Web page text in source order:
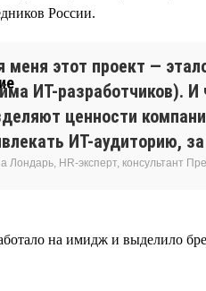
России.
меня этот проект —
ИТ-разработчиков). И
ценности
ИТ-аудиторию,
Лондарь, HR-эксперт, консультант
на имидж и выделило